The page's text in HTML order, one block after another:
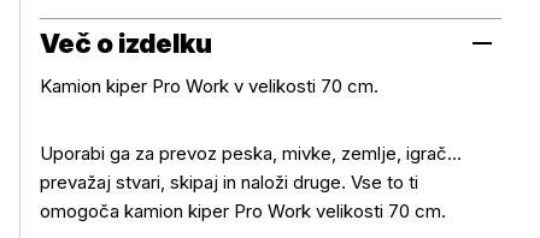
Več o izdelku
Kamion kiper Pro Work v velikosti 70 cm.
Uporabi ga za prevoz peska, mivke, zemlje, igrač...
prevažaj stvari, skipaj in naloži druge. Vse to ti
omogoča kamion kiper Pro Work velikosti 70 cm.